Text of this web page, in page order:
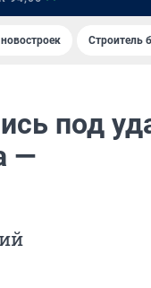
Строитель
под
—